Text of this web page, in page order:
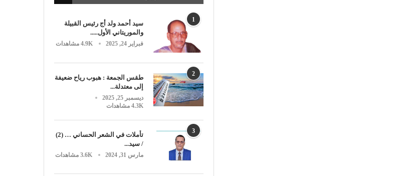
1
سيد أحمد ولد أج رئيس القبيلة
والموريتاني الأول.....
فبراير 24, 2025 4.9K مشاهدات
2
طقس الجمعة : هبوب رياح ضعيفة
إلى معتدلة...
ديسمبر 25, 2025
4.3K مشاهدات
3
تأملات في الشعر الحساني … (2)
/ سيد...
مارس 31, 2024 3.6K مشاهدات